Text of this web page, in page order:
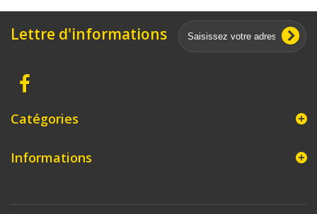
Lettre d'informations
Catégories
Informations